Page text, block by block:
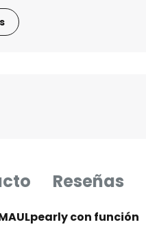
Reseñas
con función